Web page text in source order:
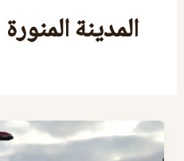
المدينة المنورة